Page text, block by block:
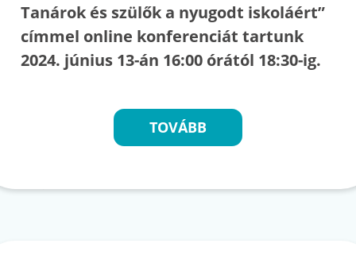
Tanárok és szülők a nyugodt iskoláért”
címmel online konferenciát tartunk
2024. június 13-án 16:00 órától 18:30-ig.
TOVÁBB